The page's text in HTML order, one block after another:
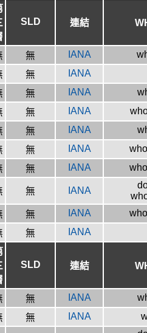
SLD 連結
無 IANA
無
IANA
無 IANA
無 IANA
無 IANA
無 IANA
無 IANA
無 IANA
無 IANA
無 IANA
SLD 連結
無 IANA
無 IANA